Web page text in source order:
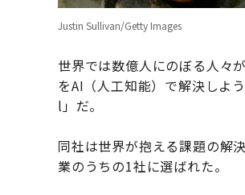
Justin Sullivan/Getty Images
世界では数億人にのぼる人々
をAI（人工知能）で解決しよ
l」だ。
同社は世界が抱える課題の解
業のうちの1社に選ばれた。